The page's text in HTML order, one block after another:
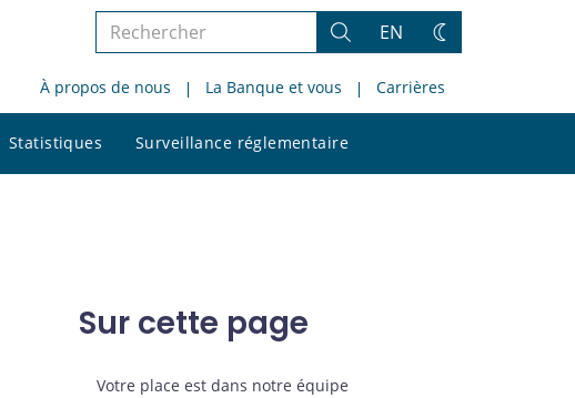
Rechercher
le
site
Rechercher
EN
Changez
thème
À propos de nous La Banque et vous Carrières
Statistiques Surveillance réglementaire
le
Sur cette page
Votre place est dans notre équipe